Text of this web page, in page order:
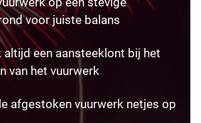
voor juiste balans
altijd een aansteeklont bij het
van het vuurwerk
afgestoken vuurwerk netjes op